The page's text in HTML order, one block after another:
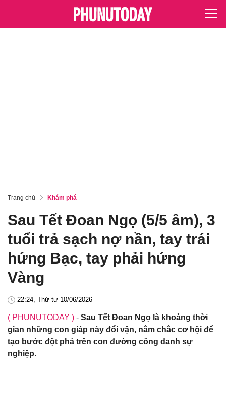
Trang chủ Khám phá
Sau Tết Đoan Ngọ (5/5 âm), 3
tuổi trả sạch nợ nần, tay trái
hứng Bạc, tay phải hứng
Vàng
22:24, Thứ tư 10/06/2026
( PHUNUTODAY ) - Sau Tết Đoan Ngọ là khoảng thời
gian những con giáp này đổi vận, nắm chắc cơ hội để
tạo bước đột phá trên con đường công danh sự
nghiệp.